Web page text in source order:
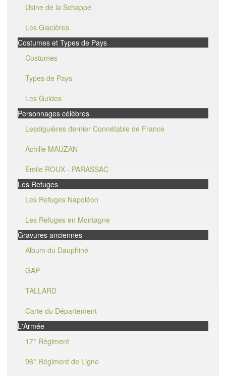
Usine de la Schappe
Les Glacières
Costumes et Types de Pays
Costumes
Types de Pays
Les Guides
Personnages célèbres
Lesdiguières dernier Connétable de France
Achille MAUZAN
Emile ROUX - PARASSAC
Les Refuges
Les Refuges Napoléon
Les Refuges en Montagne
Gravures anciennes
Album du Dauphiné
GAP
TALLARD
Carte du Département
L'Armée
17° Régiment
96° Régiment de Ligne